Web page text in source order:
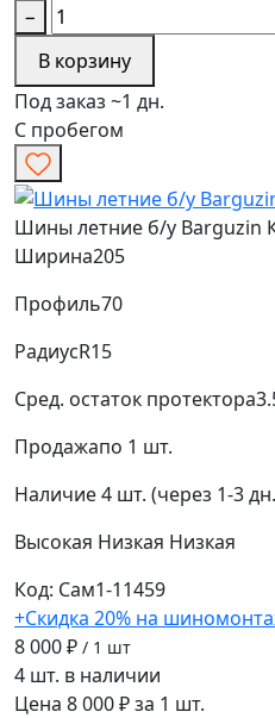
−
В корзину
Под заказ ~1 дн.
С пробегом
Шины летние б/у Barguzin
Ширина205
Профиль70
РадиусR15
Сред. остаток протектора
Продажапо 1 шт.
Наличие4 шт. (через 1-3
Высокая Низкая Низкая
Код: Сам1-11459
+Скидка 20% на
8 000 ₽ / 1 шт
4 шт. в наличии
Цена 8 000 ₽ за 1 шт.